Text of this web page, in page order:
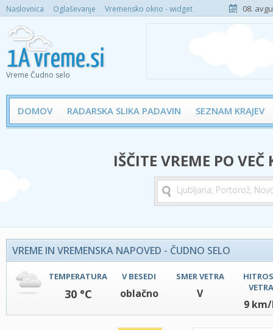
Naslovnica Oglaševanje Vremensko okno - widget 08.
Vreme Čudno selo
DOMOV RADARSKA SLIKA PADAVIN SEZNAM KRAJEV
IŠČITE VREME PO
VREME IN VREMENSKA NAPOVED - ČUDNO SELO
TEMPERATURA
30 °C
V BESEDI
oblačno
SMER VETRA
V
VETRA
9